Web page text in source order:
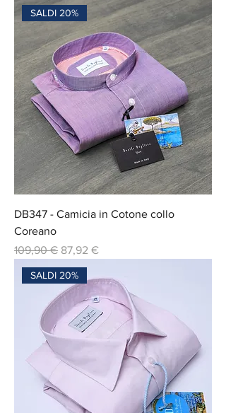
SALDI 20%
DB347 - Camicia in Cotone collo
Coreano
Prix original
109,90 € Prix promotionnel
87,92 €
SALDI 20%